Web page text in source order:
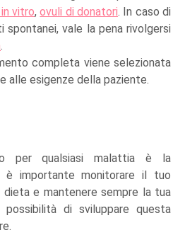
vitro,ovuli di donatori. In caso di
vale la pena rivolgersi
.
completa viene selezionata
alle esigenze della paziente.
per qualsiasi malattia è la
è importante monitorare il tuo
e mantenere sempre la tua
di sviluppare questa